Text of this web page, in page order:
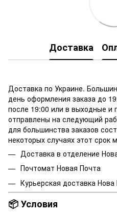
Доставка
Доставка по Украине.
день оформления заказа до
после 19:00 или в выходные и
отправлены на следующий
для большинства заказов
некоторых случаях этот срок
Доставка в отделение
Почтомат Новая Почта
Курьерская доставка
📦 Условия